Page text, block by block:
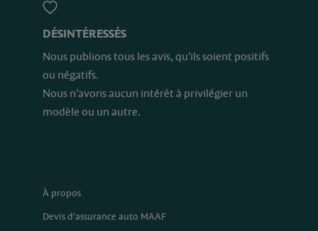
DÉSINTÉRESSÉS
Nous publions tous les avis, qu’ils soient positifs
ou négatifs.
Nous n’avons aucun intérêt à privilégier un
modèle ou un autre.
À propos
Devis d'assurance auto MAAF